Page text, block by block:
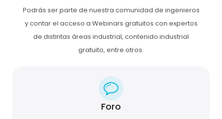
Podrás ser parte de nuestra comunidad de ingenieros
y contar el acceso a Webinars gratuitos con expertos
de distintas áreas industrial, contenido industrial
gratuito, entre otros.
Foro